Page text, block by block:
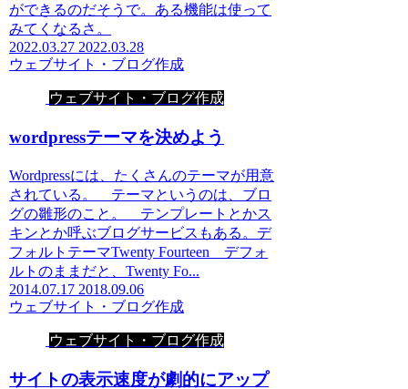
ができるのだそうで。ある機能は使って
みてくなるさ。
2022.03.27 2022.03.28
ウェブサイト・ブログ作成
ウェブサイト・ブログ作成
wordpressテーマを決めよう
Wordpressには、たくさんのテーマが用意
されている。 テーマというのは、ブロ
グの雛形のこと。 テンプレートとかス
キンとか呼ぶブログサービスもある。デ
フォルトテーマTwenty Fourteen デフォ
ルトのままだと、Twenty Fo...
2014.07.17 2018.09.06
ウェブサイト・ブログ作成
ウェブサイト・ブログ作成
サイトの表示速度が劇的にアップ